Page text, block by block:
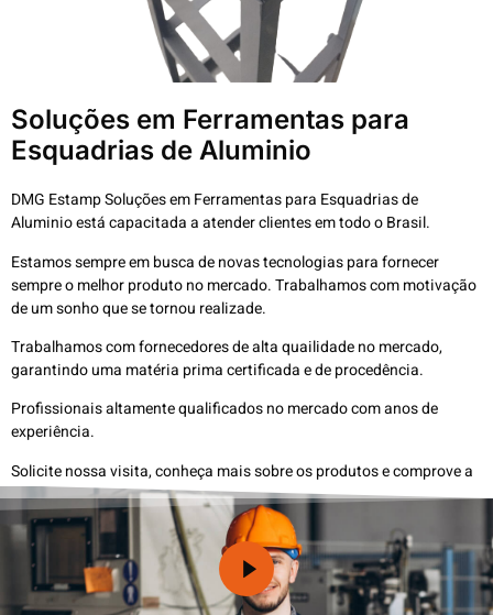
Soluções em Ferramentas para
Esquadrias de Aluminio
DMG Estamp Soluções em Ferramentas para Esquadrias de
Aluminio está capacitada a atender clientes em todo o Brasil.
Estamos sempre em busca de novas tecnologias para fornecer
sempre o melhor produto no mercado. Trabalhamos com motivação
de um sonho que se tornou realizade.
Trabalhamos com fornecedores de alta quailidade no mercado,
garantindo uma matéria prima certificada e de procedência.
Profissionais altamente qualificados no mercado com anos de
experiência.
Solicite nossa visita, conheça mais sobre os produtos e comprove a
excelência nossos produtos.
Ligar